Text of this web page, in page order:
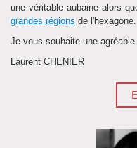
une véritable aubaine alors
grandes régions de l'hexagone.
Je vous souhaite une agréable
Laurent CHENIER